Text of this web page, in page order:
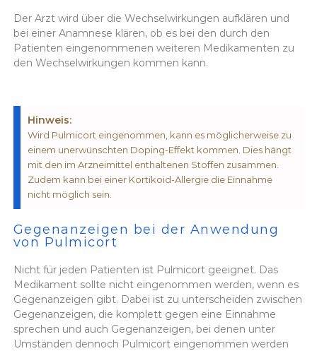
Der Arzt wird über die Wechselwirkungen aufklären und
bei einer Anamnese klären, ob es bei den durch den
Patienten eingenommenen weiteren Medikamenten zu
den Wechselwirkungen kommen kann.
Hinweis:
Wird Pulmicort eingenommen, kann es möglicherweise zu
einem unerwünschten Doping-Effekt kommen. Dies hängt
mit den im Arzneimittel enthaltenen Stoffen zusammen.
Zudem kann bei einer Kortikoid-Allergie die Einnahme
nicht möglich sein.
Gegenanzeigen bei der Anwendung
von Pulmicort
Nicht für jeden Patienten ist Pulmicort geeignet. Das
Medikament sollte nicht eingenommen werden, wenn es
Gegenanzeigen gibt. Dabei ist zu unterscheiden zwischen
Gegenanzeigen, die komplett gegen eine Einnahme
sprechen und auch Gegenanzeigen, bei denen unter
Umständen dennoch Pulmicort eingenommen werden